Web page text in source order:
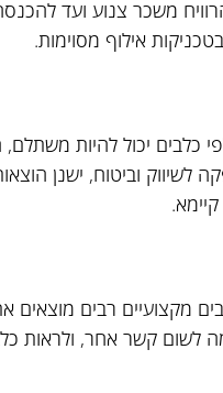
משכר צנוע ועד
אילוף מסוימות.
יכול להיות
לשיווק וביטוח, ישנן
מקצועיים רבים
לשום קשר אחר,